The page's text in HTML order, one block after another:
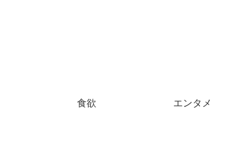
食欲 エンタメ